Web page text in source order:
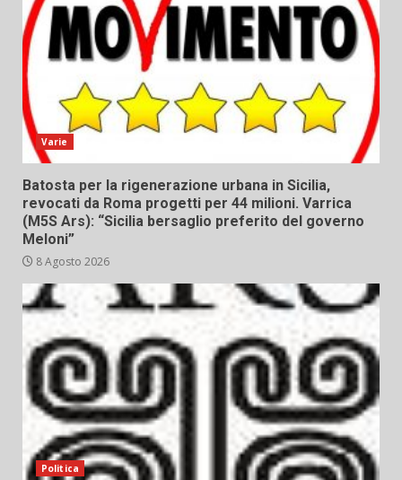
Varie
Batosta per la rigenerazione urbana in Sicilia,
revocati da Roma progetti per 44 milioni. Varrica
(M5S Ars): “Sicilia bersaglio preferito del governo
Meloni”
8 Agosto 2026
Politica